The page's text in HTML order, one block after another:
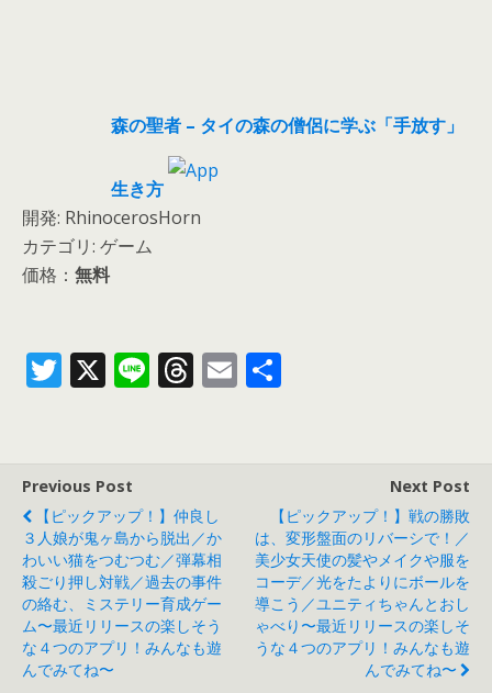
森の聖者 – タイの森の僧侶に学ぶ「手放す」
生き方
開発: RhinocerosHorn
カテゴリ: ゲーム
価格： 無料
T
er
X Li T
d
s
E
Previous Post
【ピックアップ！】仲良し
３人娘が鬼ヶ島から脱出／か
わいい猫をつむつむ／弾幕相
殺ごり押し対戦／過去の事件
の絡む、ミステリー育成ゲー
ム〜最近リリースの楽しそう
な４つのアプリ！みんなも遊
んでみてね〜
Next Post
【ピックアップ！】戦の勝敗
は、変形盤面のリバーシで！／
美少女天使の髪やメイクや服を
コーデ／光をたよりにボールを
導こう／ユニティちゃんとおし
ゃべり〜最近リリースの楽しそ
うな４つのアプリ！みんなも遊
んでみてね〜